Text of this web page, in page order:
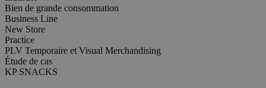
Bien de grande consommation
Business Line
New Store
Practice
PLV Temporaire et Visual Merchandising
Étude de cas
KP SNACKS